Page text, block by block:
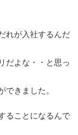
れが入社するんだ
だよな・・と思っ
できました。
ることになるんで